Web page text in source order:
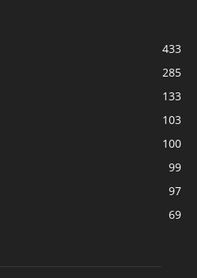
433
285
133
103
100
99
97
69